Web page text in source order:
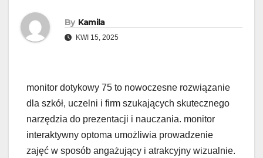
By Kamila
KWI 15, 2025
monitor dotykowy 75 to nowoczesne rozwiązanie
dla szkół, uczelni i firm szukających skutecznego
narzędzia do prezentacji i nauczania. monitor
interaktywny optoma umożliwia prowadzenie
zajęć w sposób angażujący i atrakcyjny wizualnie.